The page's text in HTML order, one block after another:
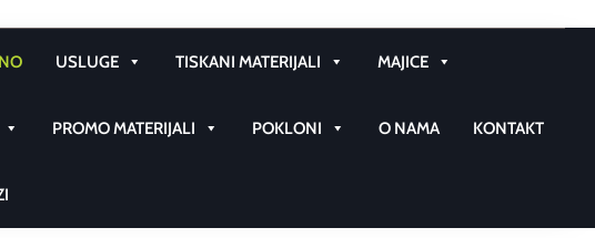
USLUGE TISKANI MATERIJALI MAJICE
PROMO MATERIJALI POKLONI O NAMA KONTAKT